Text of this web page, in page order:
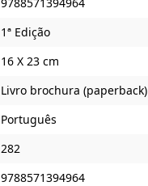
1ª Edição
16 X 23 cm
Livro brochura (paperback)
Português
282
9788571394964